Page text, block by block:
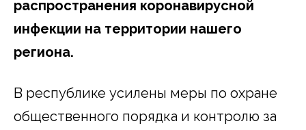
распространения коронавирусной
инфекции на территории нашего
региона.
В республике усилены меры по охране
общественного порядка и контролю за